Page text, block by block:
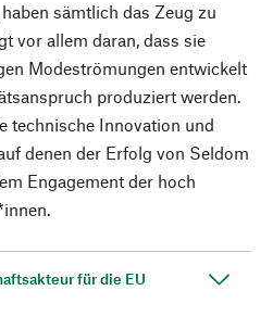
sämtlich das Zeug zu
vor allem daran, dass sie
Modeströmungen entwickelt
produziert werden.
technische Innovation und
denen der Erfolg von Seldom
Engagement der hoch
für die EU